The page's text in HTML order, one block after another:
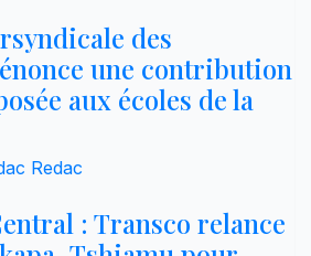
des
une contribution
aux écoles de la
Redac
: Transco relance